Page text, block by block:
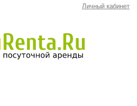
Личный кабинет